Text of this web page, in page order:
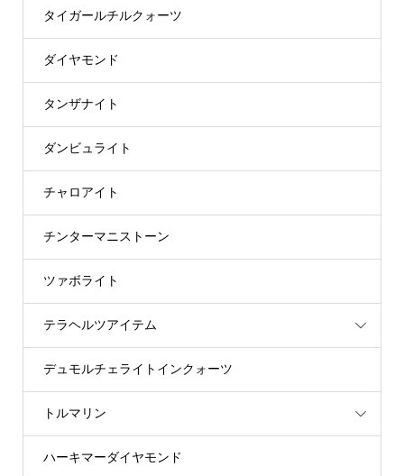
タイガールチルクォーツ
ダイヤモンド
タンザナイト
ダンビュライト
チャロアイト
チンターマニストーン
ツァボライト
テラヘルツアイテム
デュモルチェライトインクォーツ
トルマリン
ハーキマーダイヤモンド